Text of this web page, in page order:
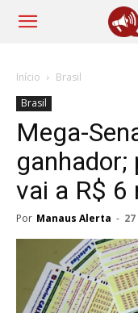
Início
Brasil
Brasil
Mega-
ganhador;
vai a R$ 6
Por Manaus Alerta -